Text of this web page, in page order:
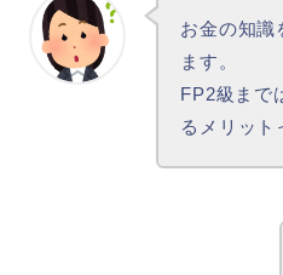
お金の知識
ます。
FP2級まで
るメリット